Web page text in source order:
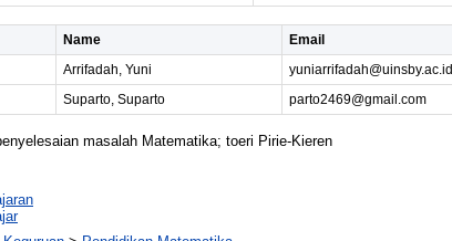
Name Email
Arrifadah, Yuni
yuniarrifadah@uinsby.ac.id
Suparto, Suparto
parto2469@gmail.com
masalah Matematika; toeri Pirie-Kieren